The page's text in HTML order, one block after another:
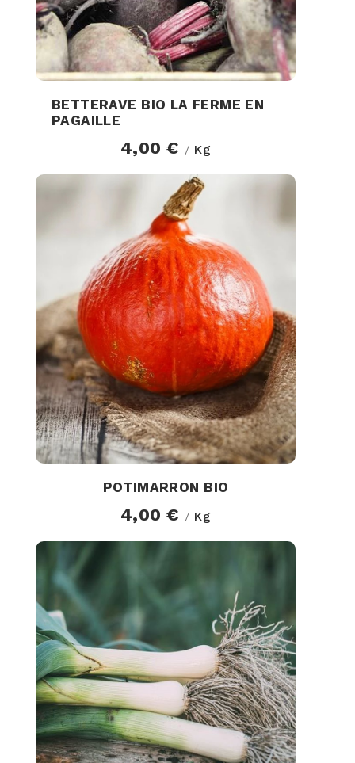
BETTERAVE BIO LA FERME EN
PAGAILLE
4,00 € / Kg
POTIMARRON BIO
4,00 € / Kg